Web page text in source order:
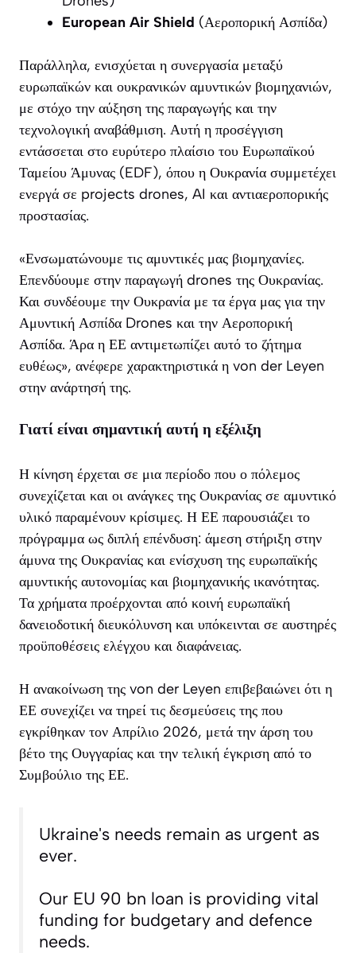
European Air Shield (Αεροπορική Ασπίδα)
Παράλληλα, ενισχύεται η συνεργασία μεταξύ
ευρωπαϊκών και ουκρανικών αμυντικών βιομηχανιών,
με στόχο την αύξηση της παραγωγής και την
τεχνολογική αναβάθμιση. Αυτή η προσέγγιση
εντάσσεται στο ευρύτερο πλαίσιο του Ευρωπαϊκού
Ταμείου Άμυνας (EDF), όπου η Ουκρανία συμμετέχει
ενεργά σε projects drones, AI και αντιαεροπορικής
προστασίας.
«Ενσωματώνουμε τις αμυντικές μας βιομηχανίες.
Επενδύουμε στην παραγωγή drones της Ουκρανίας.
Και συνδέουμε την Ουκρανία με τα έργα μας για την
Αμυντική Ασπίδα Drones και την Αεροπορική
Ασπίδα. Άρα η ΕΕ αντιμετωπίζει αυτό το ζήτημα
ευθέως», ανέφερε χαρακτηριστικά η von der Leyen
στην ανάρτησή της.
Γιατί είναι σημαντική αυτή η εξέλιξη
Η κίνηση έρχεται σε μια περίοδο που ο πόλεμος
συνεχίζεται και οι ανάγκες της Ουκρανίας σε αμυντικό
υλικό παραμένουν κρίσιμες. Η ΕΕ παρουσιάζει το
πρόγραμμα ως διπλή επένδυση: άμεση στήριξη στην
άμυνα της Ουκρανίας και ενίσχυση της ευρωπαϊκής
αμυντικής αυτονομίας και βιομηχανικής ικανότητας.
Τα χρήματα προέρχονται από κοινή ευρωπαϊκή
δανειοδοτική διευκόλυνση και υπόκεινται σε αυστηρές
προϋποθέσεις ελέγχου και διαφάνειας.
Η ανακοίνωση της von der Leyen επιβεβαιώνει ότι η
ΕΕ συνεχίζει να τηρεί τις δεσμεύσεις της που
εγκρίθηκαν τον Απρίλιο 2026, μετά την άρση του
βέτο της Ουγγαρίας και την τελική έγκριση από το
Συμβούλιο της ΕΕ.
Ukraine's needs remain as urgent as
ever.
Our EU 90 bn loan is providing vital
funding for budgetary and defence
needs.